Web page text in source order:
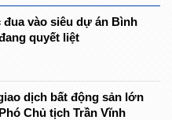
đua vào siêu dự án Bình
quyết liệt
dịch bất động sản lớn
Chủ tịch Trần Vĩnh